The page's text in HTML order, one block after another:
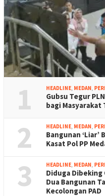
1 HEADLINE MEDAN
Gubsu Tegur
bagi Masyarakat
2 HEADLINE MEDAN
Bangunan ‘Liar’
Kasat Pol PP
3 HEADLINE MEDAN
Diduga Dibeking
Dua Bangunan
Kecolongan PAD